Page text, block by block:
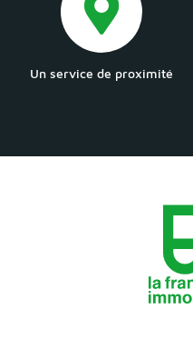
Un service de proximité